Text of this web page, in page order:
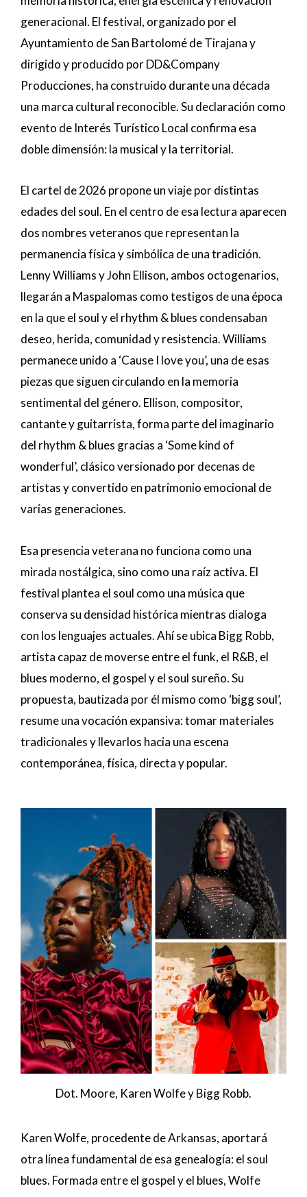
generacional. El festival, organizado por el
Ayuntamiento de San Bartolomé de Tirajana y
dirigido y producido por DD&Company
Producciones, ha construido durante una década
una marca cultural reconocible. Su declaración como
evento de Interés Turístico Local confirma esa
doble dimensión: la musical y la territorial.
El cartel de 2026 propone un viaje por distintas
edades del soul. En el centro de esa lectura aparecen
dos nombres veteranos que representan la
permanencia física y simbólica de una tradición.
Lenny Williams y John Ellison, ambos octogenarios,
llegarán a Maspalomas como testigos de una época
en la que el soul y el rhythm & blues condensaban
deseo, herida, comunidad y resistencia. Williams
permanece unido a ‘Cause I love you’, una de esas
piezas que siguen circulando en la memoria
sentimental del género. Ellison, compositor,
cantante y guitarrista, forma parte del imaginario
del rhythm & blues gracias a ‘Some kind of
wonderful’, clásico versionado por decenas de
artistas y convertido en patrimonio emocional de
varias generaciones.
Esa presencia veterana no funciona como una
mirada nostálgica, sino como una raíz activa. El
festival plantea el soul como una música que
conserva su densidad histórica mientras dialoga
con los lenguajes actuales. Ahí se ubica Bigg Robb,
artista capaz de moverse entre el funk, el R&B, el
blues moderno, el gospel y el soul sureño. Su
propuesta, bautizada por él mismo como ‘bigg soul’,
resume una vocación expansiva: tomar materiales
tradicionales y llevarlos hacia una escena
contemporánea, física, directa y popular.
Dot. Moore, Karen Wolfe y Bigg Robb.
Karen Wolfe, procedente de Arkansas, aportará
otra línea fundamental de esa genealogía: el soul
blues. Formada entre el gospel y el blues, Wolfe